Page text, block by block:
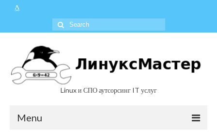
Linux и СПО аутсорсинг IT услуг
Menu